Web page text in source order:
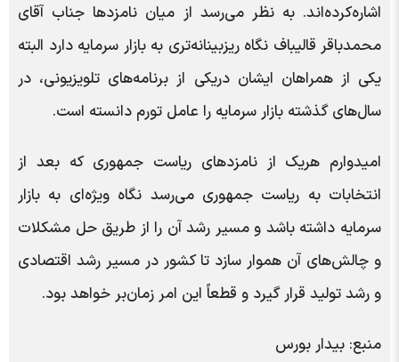
اشاره‌کرده‌اند. به نظر می‌رسد از میان نامزدها جناب آقای
محمدباقر قالیباف نگاه ریزبینانه‌تری به بازار سرمایه دارد البته
یکی از همراهان ایشان دریکی از برنامه‌های تلویزیونی، در
سال‌های گذشته بازار سرمایه را عامل تورم دانسته است.
امیدوارم هریک از نامزدهای ریاست جمهوری که بعد از
انتخابات به ریاست جمهوری می‌رسد نگاه ویژه‌ای به بازار
سرمایه داشته باشد و مسیر رشد آن را از طریق حل مشکلات
و چالش‌های آن هموار سازد تا کشور در مسیر رشد اقتصادی
و رشد تولید قرار گیرد و قطعاً این امر زمان‌بر خواهد بود.
منبع: بیدار بورس